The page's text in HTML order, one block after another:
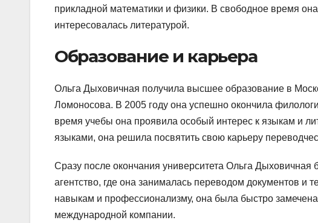
прикладной математики и физики. В свободное время
интересовалась литературой.
Образование и карьера
Ольга Дыховичная получила высшее образование в
Ломоносова. В 2005 году она успешно окончила
время учебы она проявила особый интерес к языкам и
языками, она решила посвятить свою карьеру
Сразу после окончания университета Ольга Дыховичная
агентство, где она занималась переводом документов и
навыкам и профессионализму, она была быстро
международной компании.